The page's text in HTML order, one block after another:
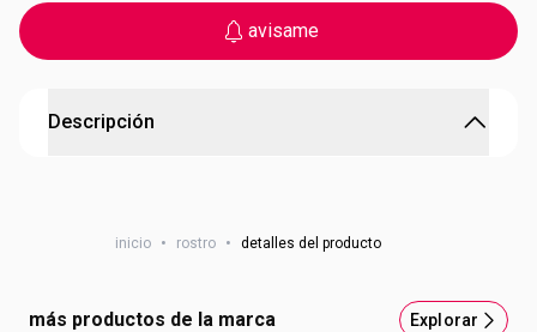
avisame
Descripción
semana sobre la piel del rostro y cuello húmedos.
inicio • rostro • detalles del producto
más productos de la marca Explorar